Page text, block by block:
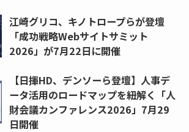
江崎グリコ、キノトロープらが登壇
「成功戦略Webサイトサミット
2026」が7月22日に開催
【日揮HD、デンソーら登壇】人事デ
ータ活用のロードマップを紐解く「人
財会議カンファレンス2026」7月29
日開催